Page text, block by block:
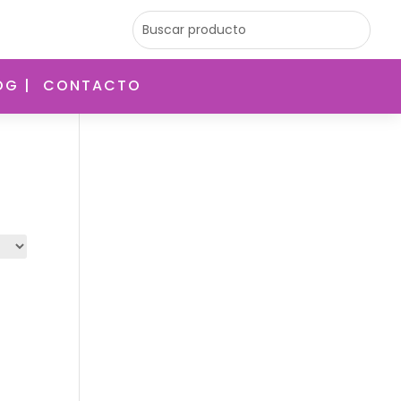
| CONTACTO